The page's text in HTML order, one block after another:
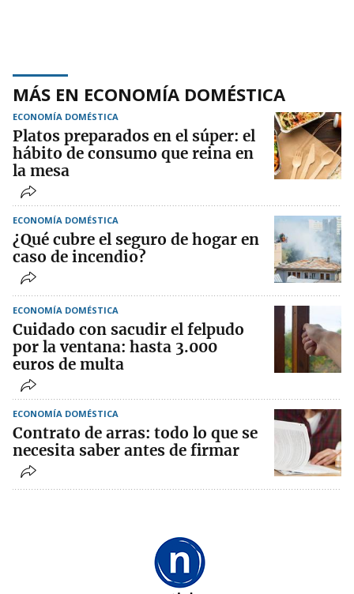
MÁS EN ECONOMÍA DOMÉSTICA
ECONOMÍA DOMÉSTICA
Platos preparados en el súper: el
hábito de consumo que reina en
la mesa
ECONOMÍA DOMÉSTICA
¿Qué cubre el seguro de hogar en
caso de incendio?
ECONOMÍA DOMÉSTICA
Cuidado con sacudir el felpudo
por la ventana: hasta 3.000
euros de multa
ECONOMÍA DOMÉSTICA
Contrato de arras: todo lo que se
necesita saber antes de firmar